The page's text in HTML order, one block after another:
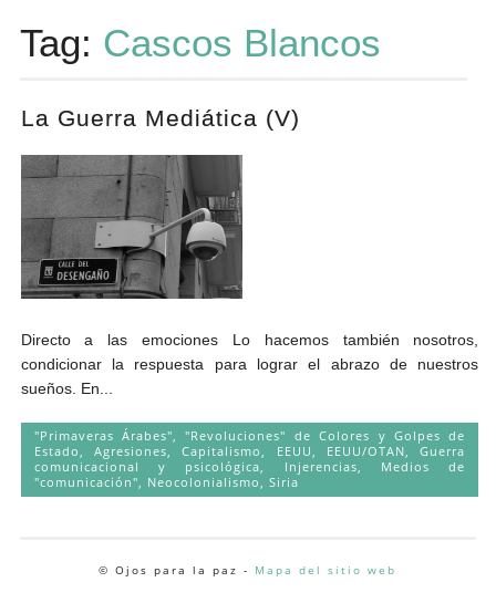
Tag: Cascos Blancos
La Guerra Mediática (V)
Directo a las emociones Lo hacemos también nosotros,
condicionar la respuesta para lograr el abrazo de nuestros
sueños. En...
"Primaveras Árabes", "Revoluciones" de Colores y Golpes de
Estado
Agresiones ,Capitalismo EEUU EEUU/OTAN ,Guerra
comunicacional y psicológica
Injerencias
Medios de
"comunicación"
Neocolonialismo Siria
© Ojos para la paz - Mapa del sitio web